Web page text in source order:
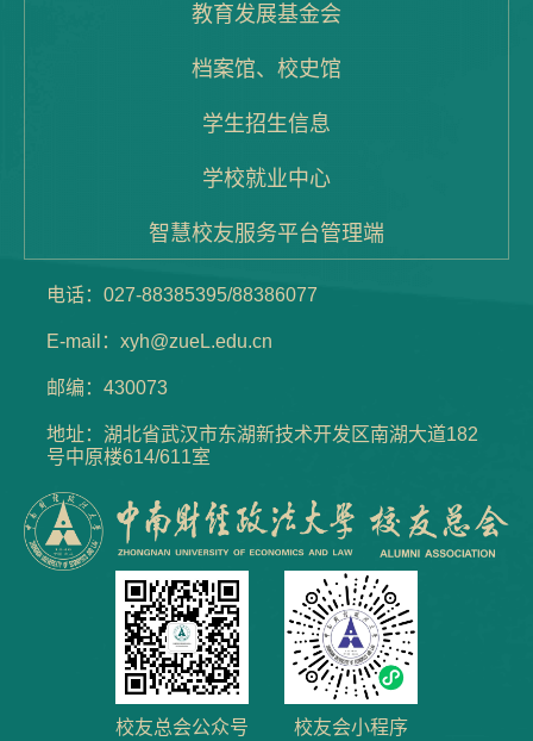
教育发展基金会
档案馆、校史馆
学生招生信息
学校就业中心
智慧校友服务平台管理端
电话：027-88385395/88386077
E-mail：xyh@zueL.edu.cn
邮编：430073
地址：湖北省武汉市东湖新技术开发区南湖大道182
号中原楼614/611室
校友总会公众号 校友会小程序